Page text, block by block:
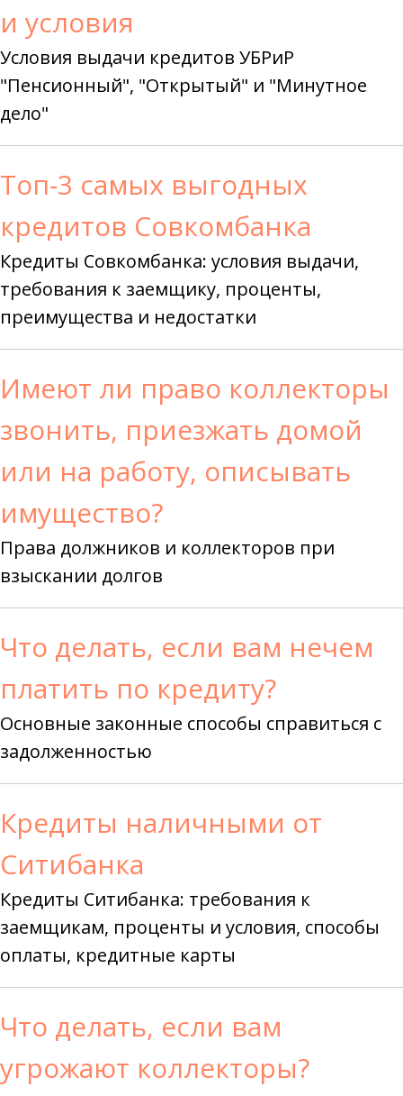
и условия
Условия выдачи кредитов УБРиР
"Пенсионный", "Открытый" и "Минутное
дело"
Топ-3 самых выгодных
кредитов Совкомбанка
Кредиты Совкомбанка: условия выдачи,
требования к заемщику, проценты,
преимущества и недостатки
Имеют ли право коллекторы
звонить, приезжать домой
или на работу, описывать
имущество?
Права должников и коллекторов при
взыскании долгов
Что делать, если вам нечем
платить по кредиту?
Основные законные способы справиться с
задолженностью
Кредиты наличными от
Ситибанка
Кредиты Ситибанка: требования к
заемщикам, проценты и условия, способы
оплаты, кредитные карты
Что делать, если вам
угрожают коллекторы?